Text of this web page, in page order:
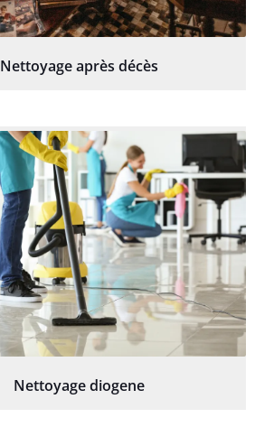
Nettoyage après décès
Nettoyage diogene